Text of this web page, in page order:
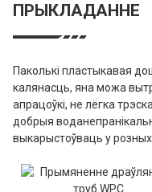
ПРЫКЛАДАННЕ
Паколькі пластыкавая
калянасць, яна можа
апрацоўкі, не лёгка
добрыя
выкарыстоўваць у